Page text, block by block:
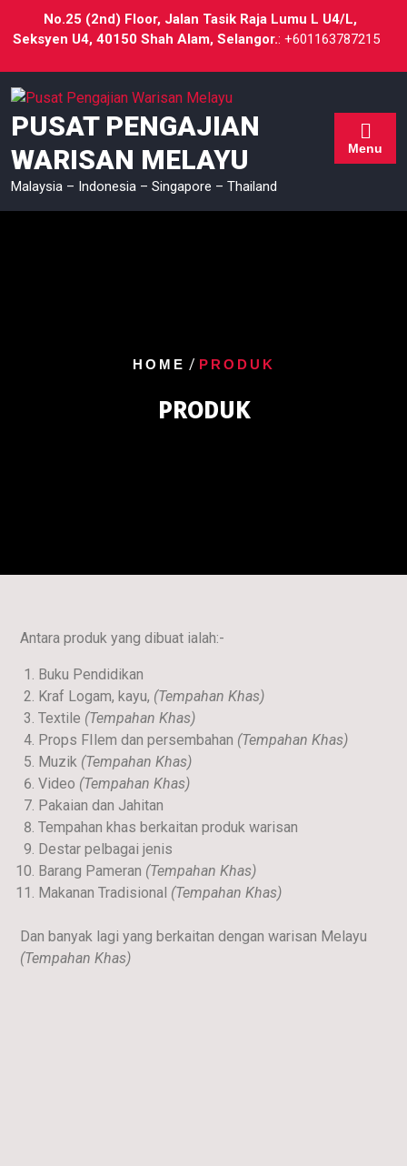
No.25 (2nd) Floor, Jalan Tasik Raja Lumu L U4/L,
Seksyen U4, 40150 Shah Alam, Selangor.: +601163787215
PUSAT PENGAJIAN
WARISAN MELAYU
Malaysia – Indonesia – Singapore – Thailand
Menu
HOME / PRODUK
PRODUK
Antara produk yang dibuat ialah:-
Buku Pendidikan
Kraf Logam, kayu, (Tempahan Khas)
Textile (Tempahan Khas)
Props FIlem dan persembahan (Tempahan Khas)
Muzik (Tempahan Khas)
Video (Tempahan Khas)
Pakaian dan Jahitan
Tempahan khas berkaitan produk warisan
Destar pelbagai jenis
Barang Pameran (Tempahan Khas)
Makanan Tradisional (Tempahan Khas)
Dan banyak lagi yang berkaitan dengan warisan Melayu
(Tempahan Khas)